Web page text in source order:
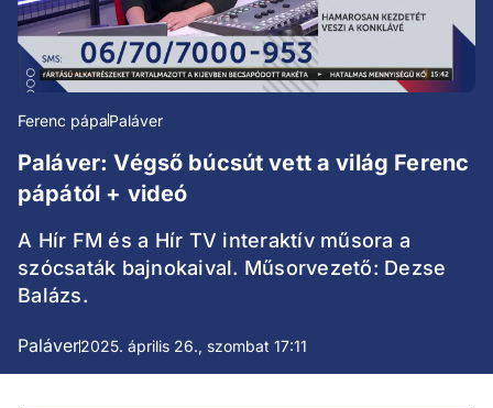
Ferenc pápaPaláver
Paláver: Végső búcsút vett a világ Ferenc
pápától + videó
A Hír FM és a Hír TV interaktív műsora a
szócsaták bajnokaival. Műsorvezető: Dezse
Balázs.
Paláver2025. április 26., szombat 17:11